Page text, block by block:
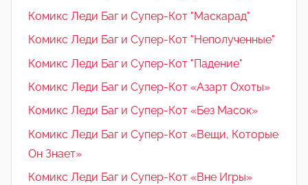
Комикс Леди Баг и Супер-Кот "Маскарад"
Комикс Леди Баг и Супер-Кот "Неполученные"
Комикс Леди Баг и Супер-Кот "Падение"
Комикс Леди Баг и Супер-Кот «Азарт Охоты»
Комикс Леди Баг и Супер-Кот «Без Масок»
Комикс Леди Баг и Супер-Кот «Вещи, Которые
Он Знает»
Комикс Леди Баг и Супер-Кот «Вне Игры»